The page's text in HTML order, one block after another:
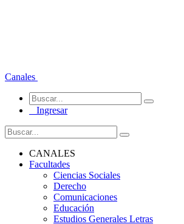
Canales
Ingresar
CANALES
Facultades
Ciencias Sociales
Derecho
Comunicaciones
Educación
Estudios Generales Letras